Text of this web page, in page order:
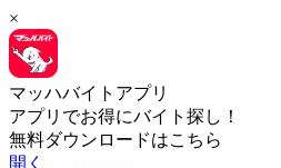
×
マッハバイトアプリ
アプリでお得にバイト探し！
無料ダウンロードはこちら
開く